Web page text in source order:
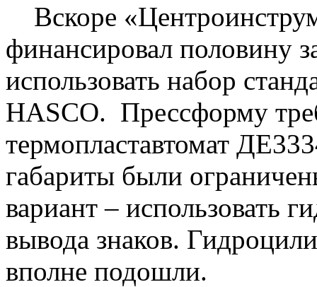
Вскоре
финансировал половину
использовать набор
HASCO. Прессформу
термопластавтомат
габариты были
вариант – использовать
вывода знаков.
вполне подошли.